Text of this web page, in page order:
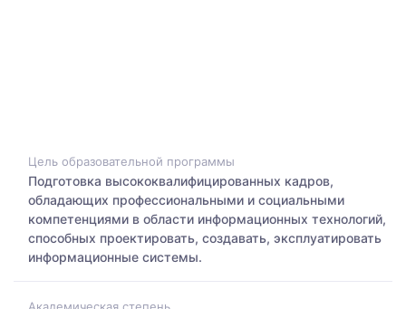
Цель образовательной программы
Подготовка высококвалифицированных кадров,
обладающих профессиональными и социальными
компетенциями в области информационных технологий,
способных проектировать, создавать, эксплуатировать
информационные системы.
Академическая степень